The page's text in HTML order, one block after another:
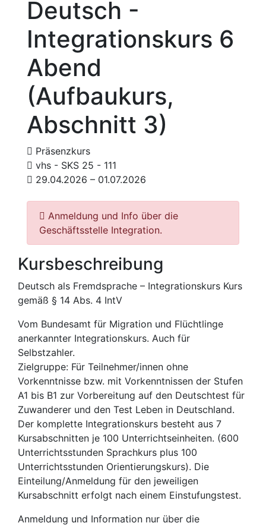
Deutsch -
Integrationskurs 6
Abend
(Aufbaukurs,
Abschnitt 3)
Präsenzkurs
vhs - SKS 25 - 111
29.04.2026 – 01.07.2026
Anmeldung und Info über die
Geschäftsstelle Integration.
Kursbeschreibung
Deutsch als Fremdsprache – Integrationskurs Kurs
gemäß § 14 Abs. 4 IntV
Vom Bundesamt für Migration und Flüchtlinge
anerkannter Integrationskurs. Auch für
Selbstzahler.
Zielgruppe: Für Teilnehmer/innen ohne
Vorkenntnisse bzw. mit Vorkenntnissen der Stufen
A1 bis B1 zur Vorbereitung auf den Deutschtest für
Zuwanderer und den Test Leben in Deutschland.
Der komplette Integrationskurs besteht aus 7
Kursabschnitten je 100 Unterrichtseinheiten. (600
Unterrichtsstunden Sprachkurs plus 100
Unterrichtsstunden Orientierungskurs). Die
Einteilung/Anmeldung für den jeweiligen
Kursabschnitt erfolgt nach einem Einstufungstest.
Anmeldung und Information nur über die